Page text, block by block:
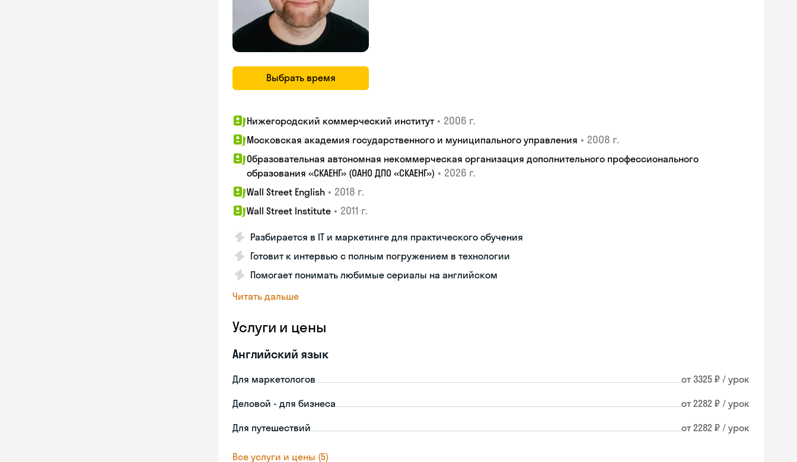
Выбрать время
Нижегородский коммерческий институт • 2006 г.
Московская академия государственного и муниципального управления • 2008 г.
Образовательная автономная некоммерческая организация дополнительного профессионального
образования «СКАЕНГ» (ОАНО ДПО «СКАЕНГ») • 2026 г.
Wall Street English • 2018 г.
Wall Street Institute • 2011 г.
Разбирается в IT и маркетинге для практического обучения
Готовит к интервью с полным погружением в технологии
Помогает понимать любимые сериалы на английском
Читать дальше
Услуги и цены
Английский язык
Для маркетологов от 3325 ₽ / урок
Деловой - для бизнеса от 2282 ₽ / урок
Для путешествий от 2282 ₽ / урок
Все услуги и цены (5)